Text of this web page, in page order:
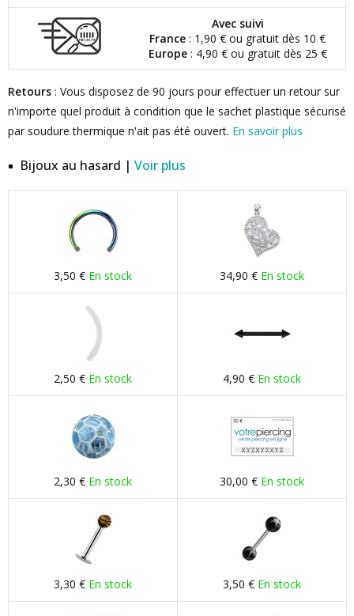
Avec suivi
France : 1,90 € ou gratuit dès 10 €
Europe: 4,90 € ou gratuit dès 25 €
Retours : Vous disposez de 90 jours pour effectuer un retour sur
n'importe quel produit à condition que le sachet plastique sécurisé
par soudure thermique n'ait pas été ouvert. En savoir plus
Bijoux au hasard | Voir plus
3,50 € En stock 34,90 € En stock
2,50 € En stock 4,90 € En stock
2,30 € En stock 30,00 € En stock
3,30 € En stock 3,50 € En stock